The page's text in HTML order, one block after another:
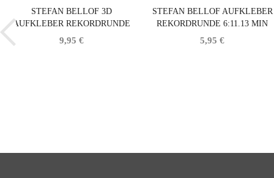
STEFAN BELLOF 3D
AUFKLEBER REKORDRUNDE
6:11.13 MIN SCHWARZ 120 X 25
9,95 €
STEFAN BELLOF AUFKLEBER
REKORDRUNDE 6:11.13 MIN
SCHWARZ 120 X 25 MM
5,95 €